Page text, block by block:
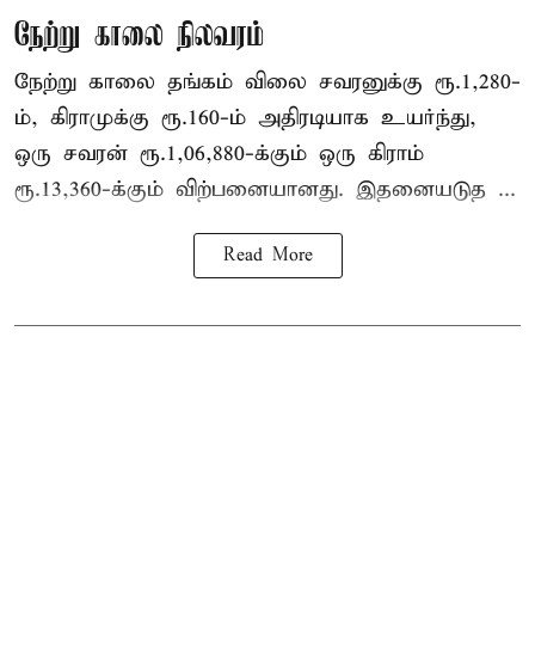
நேற்று காலை நிலவரம்
நேற்று காலை தங்கம் விலை சவரனுக்கு ரூ.1,280-
ம், கிராமுக்கு ரூ.160-ம் அதிரடியாக உயர்ந்து,
ஒரு சவரன் ரூ.1,06,880-க்கும் ஒரு கிராம்
ரூ.13,360-க்கும் விற்பனையானது. இதனையடுத ...
Read More